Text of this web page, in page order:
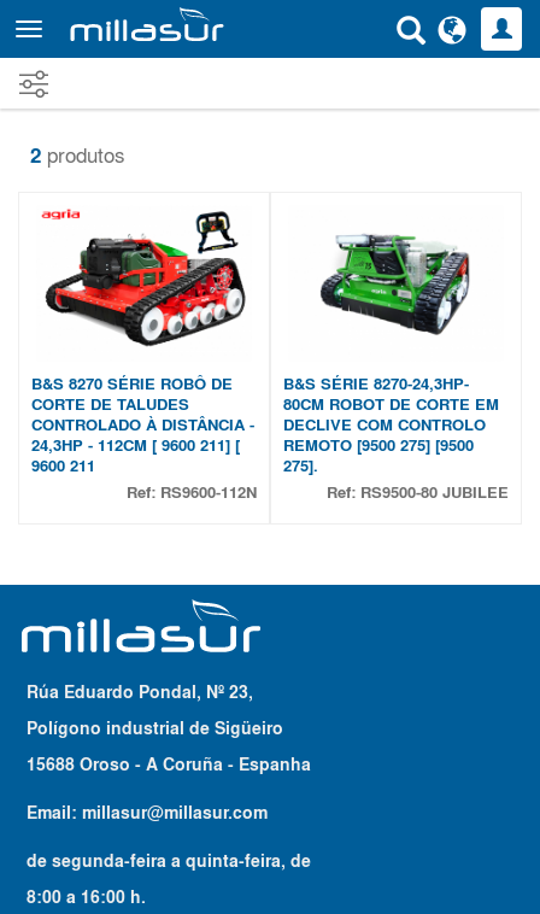
para
o
conteúdo
principal
2 produtos
B&S 8270 SÉRIE ROBÔ DE
CORTE DE TALUDES
CONTROLADO À DISTÂNCIA -
24,3HP - 112CM [ 9600 211] [
9600 211
Ref: RS9600-112N
B&S SÉRIE 8270-24,3HP-
80CM ROBOT DE CORTE EM
DECLIVE COM CONTROLO
REMOTO [9500 275] [9500
275].
Ref: RS9500-80 JUBILEE
Rúa Eduardo Pondal, Nº 23,
Polígono industrial de Sigüeiro
15688 Oroso - A Coruña - Espanha
Email:millasur@millasur.com
de segunda-feira a quinta-feira, de
8:00 a 16:00 h.